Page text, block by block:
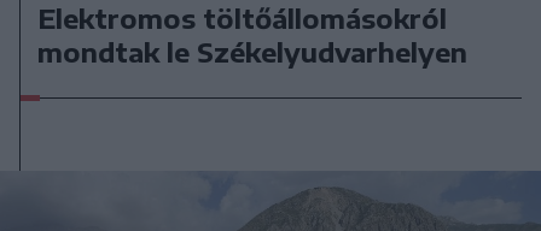
Elektromos töltőállomásokról
mondtak le Székelyudvarhelyen